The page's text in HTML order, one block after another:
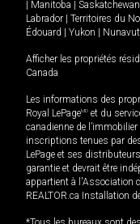
Manitoba Saskatchewan
Labrador
Territoires du
Édouard
Yukon Nunavut
Afficher les propriétés
Canada
Les informations des
Royal LePageMD et du
canadienne de
inscriptions tenues par
LePage et ses
garantie et devrait être
appartient à l'Association
REALTOR.ca Installation